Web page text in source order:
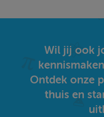
Wil jij ook
Ontdek onze
thuis en